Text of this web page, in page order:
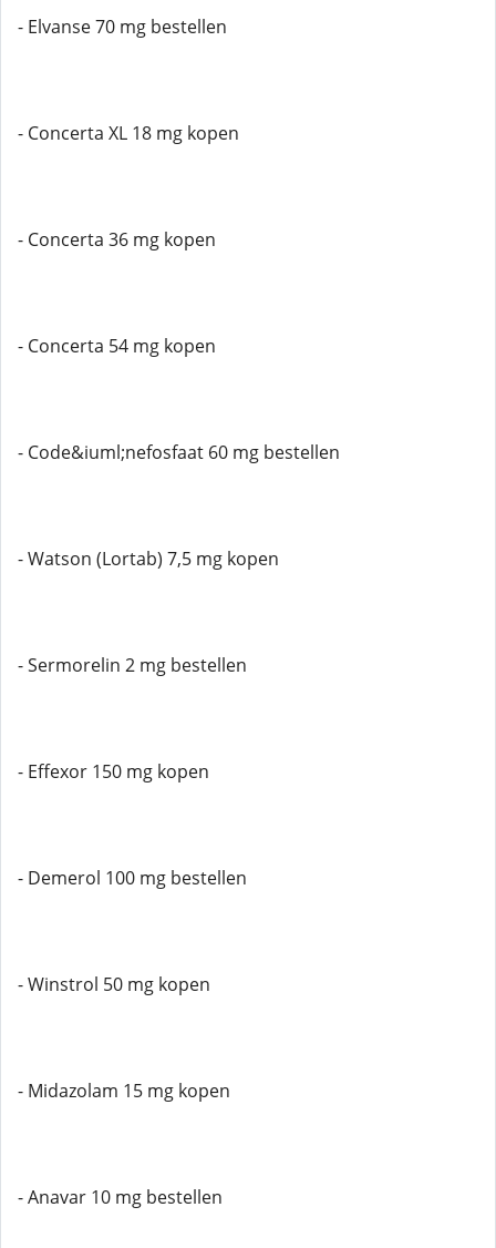
- Elvanse 70 mg bestellen
- Concerta XL 18 mg kopen
- Concerta 36 mg kopen
- Concerta 54 mg kopen
- Code&iuml;nefosfaat 60 mg bestellen
- Watson (Lortab) 7,5 mg kopen
- Sermorelin 2 mg bestellen
- Effexor 150 mg kopen
- Demerol 100 mg bestellen
- Winstrol 50 mg kopen
- Midazolam 15 mg kopen
- Anavar 10 mg bestellen